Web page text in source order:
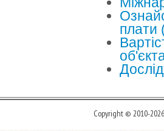
плати
Copyright © 2010-